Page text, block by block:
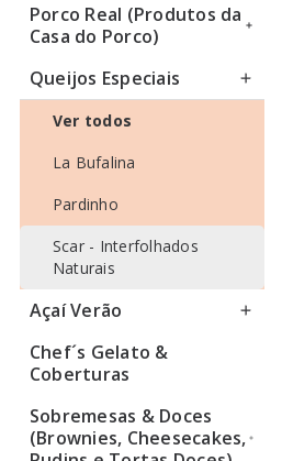
Porco Real (Produtos da
Casa do Porco)
Ver todos
Queijos Especiais
Ver todos
La Bufalina
Pardinho
Scar - Interfolhados
Naturais
Açaí Verão
Ver todos
Chef´s Gelato &
Coberturas
Sobremesas & Doces
(Brownies, Cheesecakes,